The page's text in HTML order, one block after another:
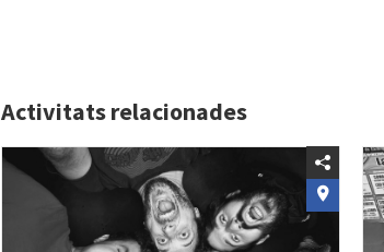
Activitats relacionades